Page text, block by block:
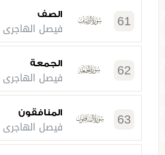
61 الصف
فيصل الهاجري
62 الجمعة
فيصل الهاجري
63 المنافقون
فيصل الهاجري